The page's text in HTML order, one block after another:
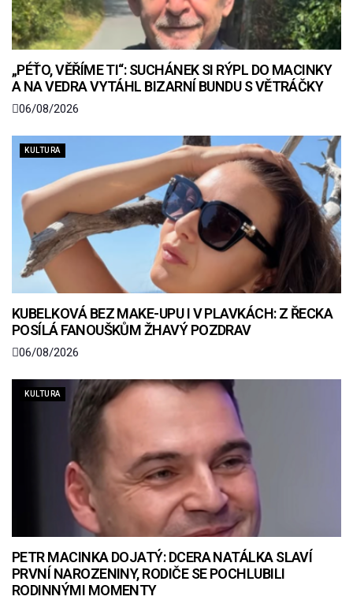
„PÉŤO, VĚŘÍME TI“: SUCHÁNEK SI RÝPL DO MACINKY
A NA VEDRA VYTÁHL BIZARNÍ BUNDU S VĚTRÁČKY
06/08/2026
KULTURA
KUBELKOVÁ BEZ MAKE-UPU I V PLAVKÁCH: Z ŘECKA
POSÍLÁ FANOUŠKŮM ŽHAVÝ POZDRAV
06/08/2026
KULTURA
PETR MACINKA DOJATÝ: DCERA NATÁLKA SLAVÍ
PRVNÍ NAROZENINY, RODIČE SE POCHLUBILI
RODINNÝMI MOMENTY